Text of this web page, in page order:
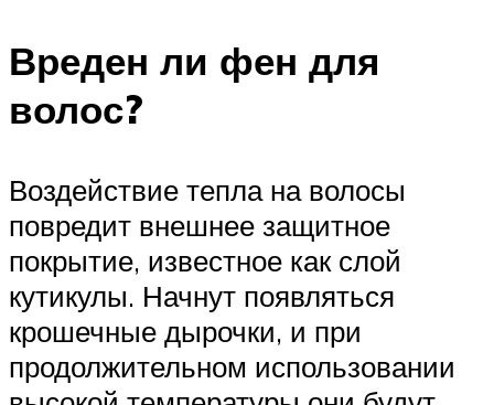
Вреден ли фен для
волос?
Воздействие тепла на волосы
повредит внешнее защитное
покрытие, известное как слой
кутикулы. Начнут появляться
крошечные дырочки, и при
продолжительном использовании